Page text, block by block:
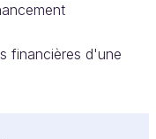
financières d'une